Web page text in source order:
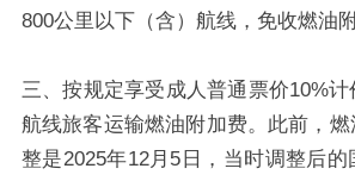
800公里以下（含）航线，免收燃油附
三、按规定享受成人普通票价10%
航线旅客运输燃油附加费。此前，燃
整是2025年12月5日，当时调整后